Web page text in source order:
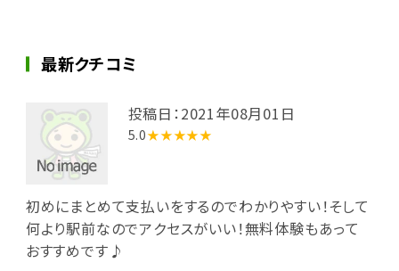
最新クチコミ
投稿日：2021年08月01日
5.0★★★★★
初めにまとめて支払いをするのでわかりやすい！そして
何より駅前なのでアクセスがいい！無料体験もあって
おすすめです♪